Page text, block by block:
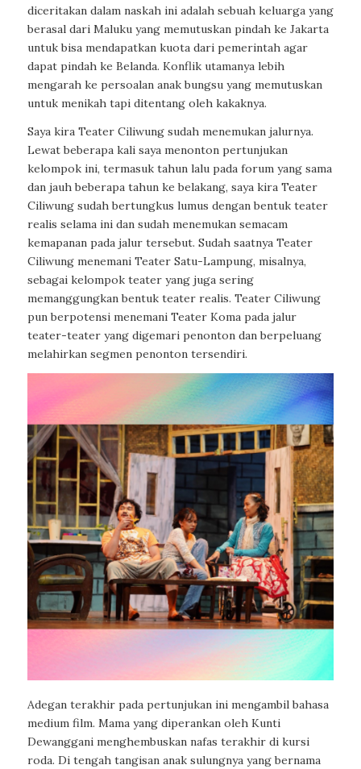
diceritakan dalam naskah ini adalah sebuah keluarga yang
berasal dari Maluku yang memutuskan pindah ke Jakarta
untuk bisa mendapatkan kuota dari pemerintah agar
dapat pindah ke Belanda. Konflik utamanya lebih
mengarah ke persoalan anak bungsu yang memutuskan
untuk menikah tapi ditentang oleh kakaknya.
Saya kira Teater Ciliwung sudah menemukan jalurnya.
Lewat beberapa kali saya menonton pertunjukan
kelompok ini, termasuk tahun lalu pada forum yang sama
dan jauh beberapa tahun ke belakang, saya kira Teater
Ciliwung sudah bertungkus lumus dengan bentuk teater
realis selama ini dan sudah menemukan semacam
kemapanan pada jalur tersebut. Sudah saatnya Teater
Ciliwung menemani Teater Satu-Lampung, misalnya,
sebagai kelompok teater yang juga sering
memanggungkan bentuk teater realis. Teater Ciliwung
pun berpotensi menemani Teater Koma pada jalur
teater-teater yang digemari penonton dan berpeluang
melahirkan segmen penonton tersendiri.
Adegan terakhir pada pertunjukan ini mengambil bahasa
medium film. Mama yang diperankan oleh Kunti
Dewanggani menghembuskan nafas terakhir di kursi
roda. Di tengah tangisan anak sulungnya yang bernama